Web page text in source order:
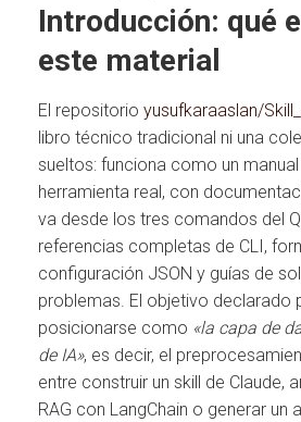
Introducción: qué
este material
El repositorio yusufkaraaslan/
libro técnico tradicional ni una
sueltos: funciona como un
herramienta real, con
va desde los tres comandos del
referencias completas de CLI,
configuración JSON y guías de
problemas. El objetivo declarado
posicionarse como «la capa de
de IA», es decir, el
entre construir un skill de Claude,
RAG con LangChain o generar un